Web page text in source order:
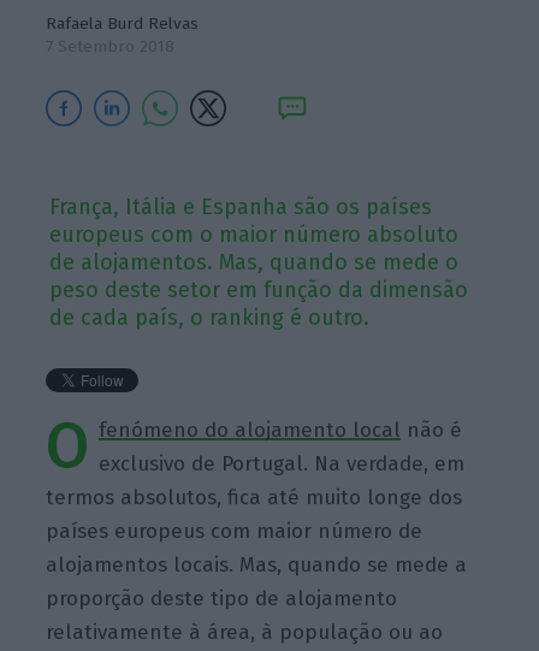
Rafaela Burd Relvas
7 Setembro 2018
França, Itália e Espanha são os países
europeus com o maior número absoluto
de alojamentos. Mas, quando se mede o
peso deste setor em função da dimensão
de cada país, o ranking é outro.
O fenómeno do alojamento local não é
exclusivo de Portugal. Na verdade, em
termos absolutos, fica até muito longe dos
países europeus com maior número de
alojamentos locais. Mas, quando se mede a
proporção deste tipo de alojamento
relativamente à área, à população ou ao